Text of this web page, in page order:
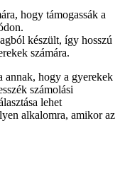
hogy támogassák a
készült, így hosszú
számára.
annak, hogy a gyerekek
számolási
lehet
alkalomra, amikor az